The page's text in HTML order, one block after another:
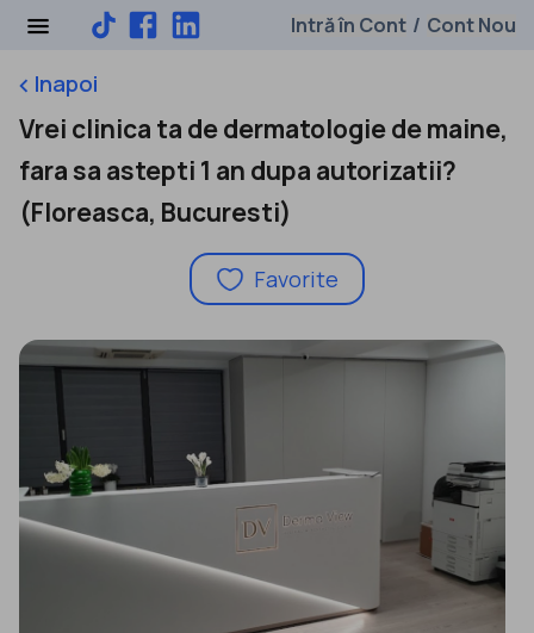
Intră în Cont / Cont Nou
keyboard_arrow_leftInapoi
Vrei clinica ta de dermatologie de maine,
fara sa astepti 1 an dupa autorizatii?
(Floreasca, Bucuresti)
Favorite